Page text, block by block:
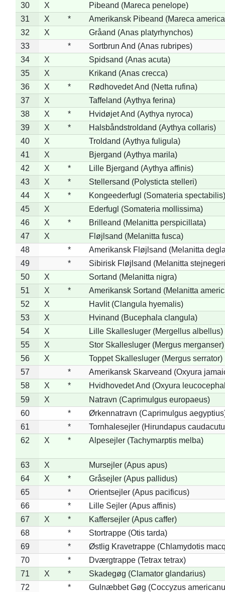
30
X
Pibeand (Mareca penelope)
31
X *
Amerikansk Pibeand (Mareca
32
X
Gråand (Anas platyrhynchos)
33
*
Sortbrun And (Anas rubripes)
34
X
Spidsand (Anas acuta)
35
X
Krikand (Anas crecca)
36
X *
Rødhovedet And (Netta rufina)
37
X
Taffeland (Aythya ferina)
38
X *
Hvidøjet And (Aythya nyroca)
39
X *
Halsbåndstroldand (Aythya collaris)
40
X
Troldand (Aythya fuligula)
41
X
Bjergand (Aythya marila)
42
X *
Lille Bjergand (Aythya affinis)
43
X *
Stellersand (Polysticta stelleri)
44
X *
Kongeederfugl (Somateria spectabilis)
45
X
Ederfugl (Somateria mollissima)
46
X *
Brilleand (Melanitta perspicillata)
47
X
Fløjlsand (Melanitta fusca)
48
*
Amerikansk Fløjlsand (Melanitta
49
*
Sibirisk Fløjlsand (Melanitta
50
X
Sortand (Melanitta nigra)
51
X *
Amerikansk Sortand (Melanitta
52
X
Havlit (Clangula hyemalis)
53
X
Hvinand (Bucephala clangula)
54
X
Lille Skallesluger (Mergellus albellus)
55
X
Stor Skallesluger (Mergus merganser)
56
X
Toppet Skallesluger (Mergus serrator)
57
*
Amerikansk Skarveand (Oxyura
58
X *
Hvidhovedet And (Oxyura
59
X
Natravn (Caprimulgus europaeus)
60
*
Ørkennatravn (Caprimulgus
61
*
Tornhalesejler (Hirundapus
62
X * Alpesejler (Tachymarptis melba)
63 X
Mursejler (Apus apus)
64
X *
Gråsejler (Apus pallidus)
65
*
Orientsejler (Apus pacificus)
66
*
Lille Sejler (Apus affinis)
67
X *
Kaffersejler (Apus caffer)
68
*
Stortrappe (Otis tarda)
69
*
Østlig Kravetrappe (Chlamydotis
70
*
Dværgtrappe (Tetrax tetrax)
71
X *
Skadegøg (Clamator glandarius)
72
*
Gulnæbbet Gøg (Coccyzus